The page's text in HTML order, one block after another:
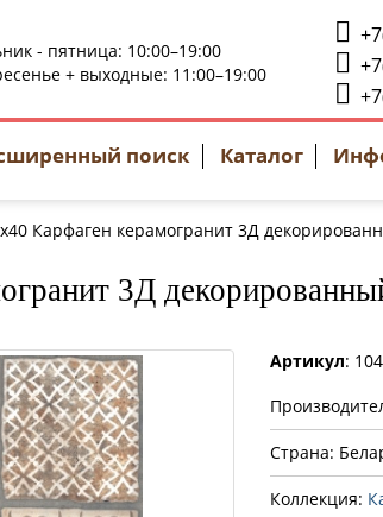
- пятница: 10:00–19:00
+ выходные: 11:00–19:00
поиск Каталог
Карфаген керамогранит 3Д
3Д
Артикул:
Страна:
Коллекция: